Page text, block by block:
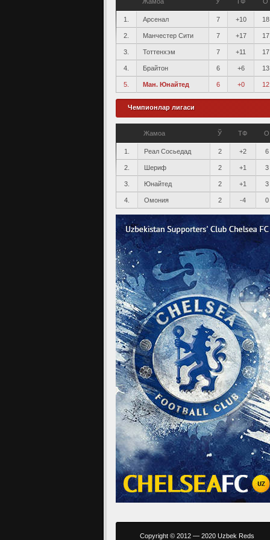
1. Арсенал 7 +10 18
2. Манчестер Сити 7 +17 17
3. Тоттенхэм 7 +11 17
4. Брайтон 6 +6 13
5. Ман. Юнайтед 6 +0 12
Чемпионлар лигаси
Жамоа Ў ТФ О
1. Реал Сосьедад 2 +2 6
2. Шериф 2 +1 3
3. Юнайтед 2 +1 3
4. Омония 2 -4 0
Copyright © 2012 — 2020 Uzbek Reds